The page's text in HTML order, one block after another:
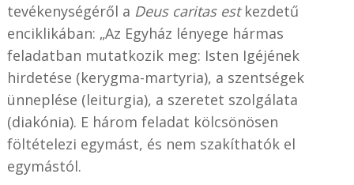
tevékenységéről a Deus caritas estkezdetű
enciklikában: „Az Egyház lényege hármas
feladatban mutatkozik meg: Isten Igéjének
hirdetése (kerygma-martyria), a szentségek
ünneplése (leiturgia), a szeretet szolgálata
(diakónia). E három feladat kölcsönösen
föltételezi egymást, és nem szakíthatók el
egymástól.